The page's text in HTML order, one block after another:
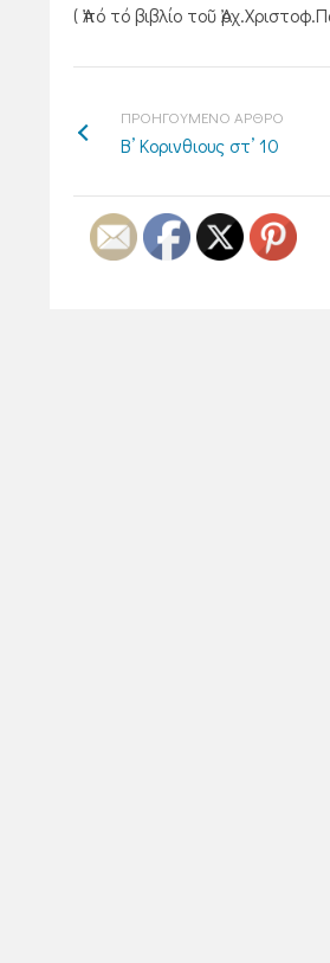
( Ἀπό τό βιβλίο τοῦ
ΠΡΟΗΓΟΥΜΕΝΟ ΑΡΘΡΟ
Β’ Κορινθιους στ’ 10